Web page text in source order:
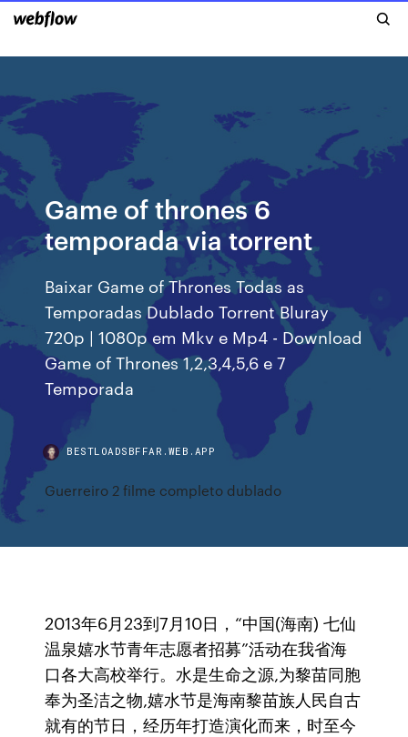
Game of thrones 6
temporada via torrent
Baixar Game of Thrones Todas as
Temporadas Dublado Torrent Bluray
720p | 1080p em Mkv e Mp4 - Download
Game of Thrones 1,2,3,4,5,6 e 7
Temporada
BESTLOADSBFFAR.WEB.APP
Guerreiro 2 filme completo dublado
2013年6月23到7月10日，“中国(海南) 七仙
温泉嬉水节青年志愿者招募”活动在我省海
口各大高校举行。水是生命之源,为黎苗同胞
奉为圣洁之物,嬉水节是海南黎苗族人民自古
就有的节日，经历年打造演化而来，时至今